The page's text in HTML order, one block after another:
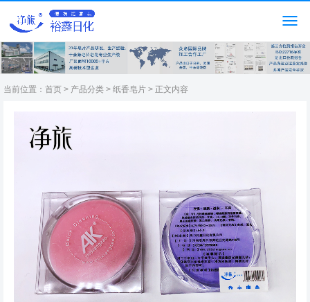
当前位置： 首页 > 产品分类 > 纸香皂片 > 正文内容